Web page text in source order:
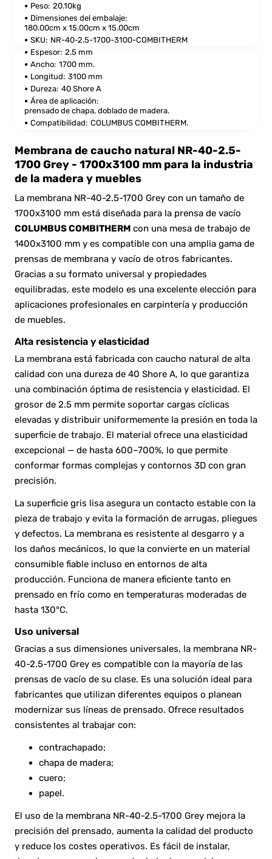
Peso: 20.10kg
Dimensiones del embalaje:
180.00cm x 15.00cm x 15.00cm
SKU: NR-40-2.5-1700-3100-COMBITHERM
Espesor: 2.5 mm
Ancho: 1700 mm.
Longitud: 3100 mm
Dureza: 40 Shore A
Área de aplicación:
prensado de chapa, doblado de madera.
Compatibilidad: COLUMBUS COMBITHERM.
Membrana de caucho natural NR-40-2.5-
1700 Grey - 1700x3100 mm para la industria
de la madera y muebles
La membrana NR-40-2.5-1700 Grey con un tamaño de
1700x3100 mm está diseñada para la prensa de vacío
COLUMBUS COMBITHERM con una mesa de trabajo de
1400x3100 mm y es compatible con una amplia gama de
prensas de membrana y vacío de otros fabricantes.
Gracias a su formato universal y propiedades
equilibradas, este modelo es una excelente elección para
aplicaciones profesionales en carpintería y producción
de muebles.
Alta resistencia y elasticidad
La membrana está fabricada con caucho natural de alta
calidad con una dureza de 40 Shore A, lo que garantiza
una combinación óptima de resistencia y elasticidad. El
grosor de 2.5 mm permite soportar cargas cíclicas
elevadas y distribuir uniformemente la presión en toda la
superficie de trabajo. El material ofrece una elasticidad
excepcional — de hasta 600–700%, lo que permite
conformar formas complejas y contornos 3D con gran
precisión.
La superficie gris lisa asegura un contacto estable con la
pieza de trabajo y evita la formación de arrugas, pliegues
y defectos. La membrana es resistente al desgarro y a
los daños mecánicos, lo que la convierte en un material
consumible fiable incluso en entornos de alta
producción. Funciona de manera eficiente tanto en
prensado en frío como en temperaturas moderadas de
hasta 130°C.
Uso universal
Gracias a sus dimensiones universales, la membrana NR-
40-2.5-1700 Grey es compatible con la mayoría de las
prensas de vacío de su clase. Es una solución ideal para
fabricantes que utilizan diferentes equipos o planean
modernizar sus líneas de prensado. Ofrece resultados
consistentes al trabajar con:
contrachapado;
chapa de madera;
cuero;
papel.
El uso de la membrana NR-40-2.5-1700 Grey mejora la
precisión del prensado, aumenta la calidad del producto
y reduce los costes operativos. Es fácil de instalar,